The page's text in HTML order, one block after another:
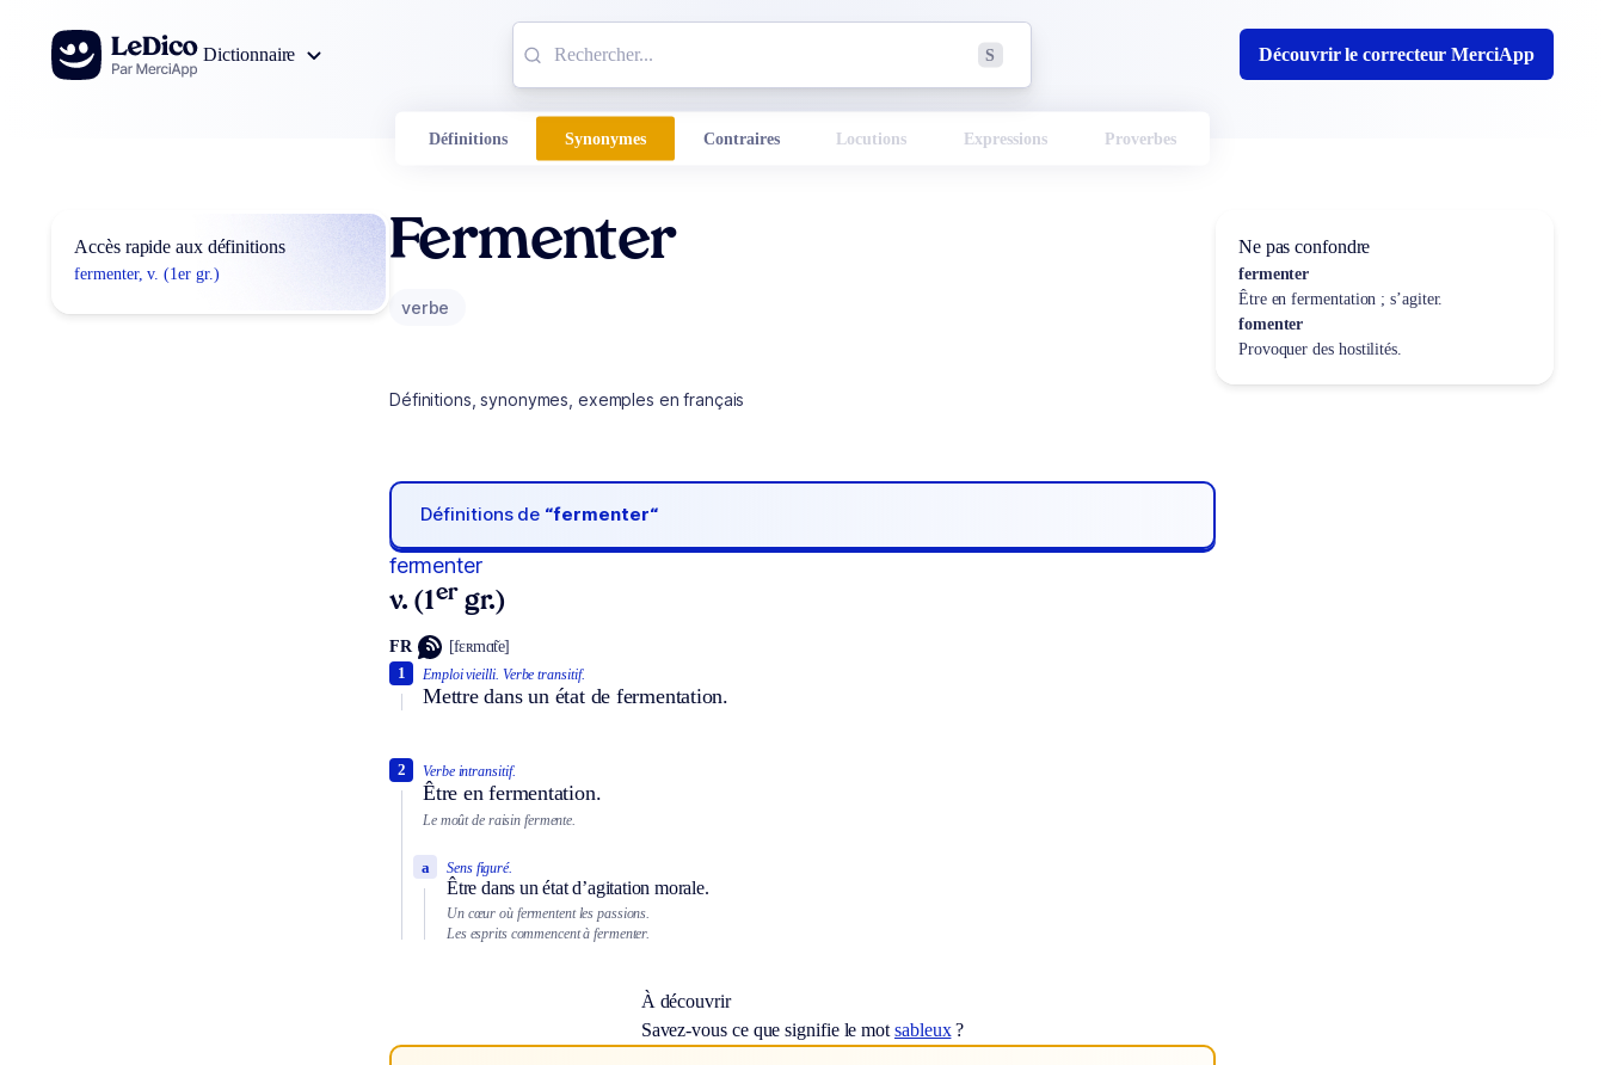
Aller au contenu
Dictionnaire
S Découvrir le correcteur MerciApp
Définitions Synonymes Contraires Locutions Expressions Proverbes
Accès rapide aux définitions
fermenter, v. (1er gr.)
Fermenter
verbe
Définitions, synonymes, exemples en français
Définitions de “fermenter“
fermenter
v. (1er gr.)
FR [fɛʀmɑ̃te]
Emploi vieilli. Verbe transitif.
Mettre dans un état de fermentation.
1
Verbe intransitif.
Être en fermentation.
2
Le moût de raisin fermente.
Sens figuré.
Être dans un état d’agitation morale.
a
Un cœur où fermentent les passions.
Les esprits commencent à fermenter.
À découvrir
Savez-vous ce que signifie le motsableux?
Ne pas confondre
fermenter
Être en fermentation ; s’agiter.
fomenter
Provoquer des hostilités.